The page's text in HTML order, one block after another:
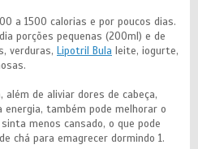
a 1500 calorias e por poucos dias.
porções pequenas (200ml) e de
verduras, Lipotril Bula leite, iogurte,
além de aliviar dores de cabeça,
também pode melhorar o
menos cansado, o que pode
chá para emagrecer dormindo 1.